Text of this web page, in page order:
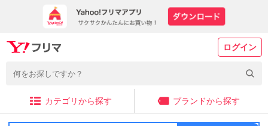
ログイン
カテゴリから探す ブランドから探す